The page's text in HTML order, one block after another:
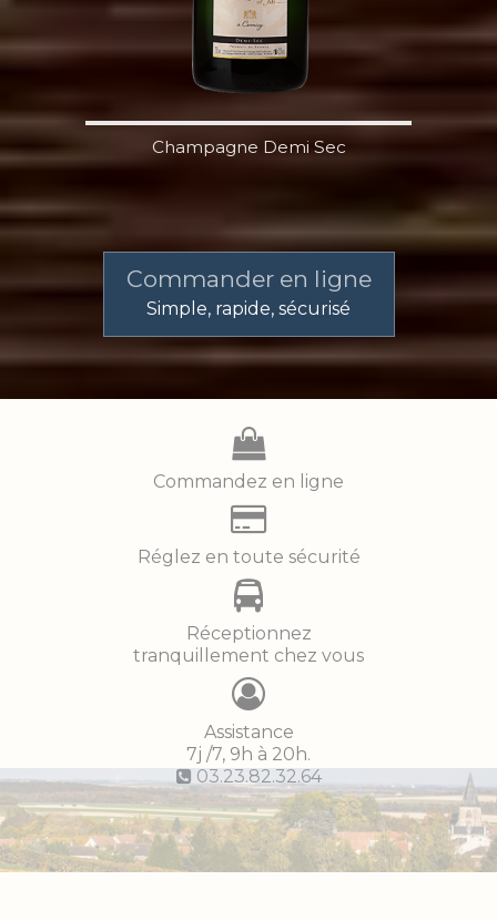
Champagne Demi Sec
Commander en ligne
Simple, rapide, sécurisé
Commandez en ligne
Réglez en toute sécurité
Réceptionnez
tranquillement chez vous
Assistance
7j /7, 9h à 20h.
03.23.82.32.64